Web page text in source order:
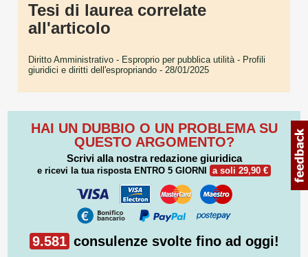
Tesi di laurea correlate
all'articolo
Diritto Amministrativo - Esproprio per pubblica utilità - Profili
giuridici e diritti dell'espropriando - 28/01/2025
HAI UN DUBBIO O UN PROBLEMA SU
QUESTO ARGOMENTO?
Scrivi alla nostra redazione giuridica
e ricevi la tua risposta ENTRO 5 GIORNI a soli 29,90 €
9.581 consulenze svolte fino ad oggi!